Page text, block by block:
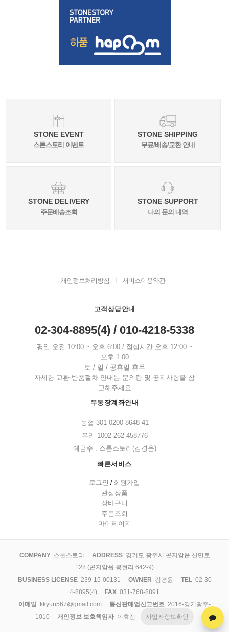
STONE EVENT
스톤스토리 이벤트
STONE SHIPPING
무료/배송/교환 안내
STONE DELIVERY
주문배송조회
STONE SUPPORT
나의 문의 내역
개인정보처리방침 I 서비스이용약관
고객상담안내
02-304-8895(4) / 010-4218-5338
평일 오전 10:00 ~ 오후 6:00 / 점심시간 오후 12:00 ~
오후 1:00
토 / 일 / 공휴일 휴무
자세한 교환·반품절차 안내는 문의란 및 공지사항을 참
고해주세요
무통장계좌안내
농협 301-0200-8648-41
우리 1002-262-458776
예금주 : 스톤스토리(김경윤)
빠른서비스
로그인 / 회원가입
관심상품
장바구니
주문조회
마이페이지
COMPANY 스톤스토리 ADDRESS 경기도 광주시 곤지암읍 신만로
128 (곤지암읍 봉현리 642-9)
BUSINESS LICENSE 239-15-00131 OWNER 김경윤 TEL 02-30
4-8895(4)
FAX 031-768-8891
이메일 kkyun567@gmail.com 통신판매업신고번호 2016-경기광주-
1010
개인정보 보호책임자 이효진 사업자정보확인